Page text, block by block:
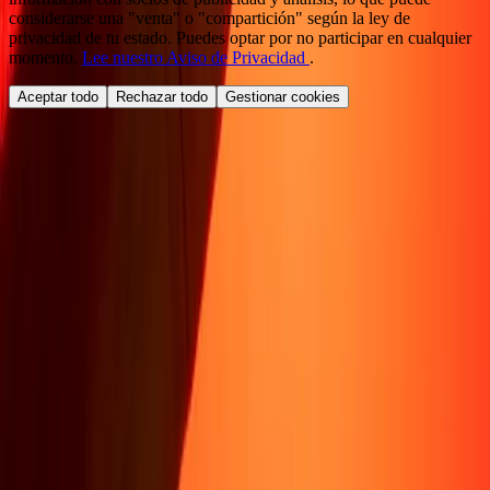
considerarse una "venta" o "compartición" según la ley de
privacidad de tu estado. Puedes optar por no participar en cualquier
momento. Lee nuestro Aviso de Privacidad .
Aceptar todo Rechazar todo Gestionar cookies